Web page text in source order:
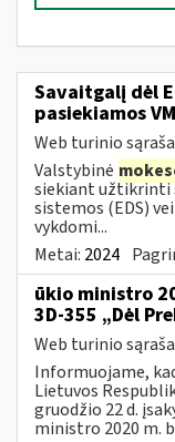
Savaitgalį dėl
pasiekiamos
Web turinio
Valstybinė
siekiant užtikrinti
sistemos (EDS)
vykdomi...
Metai: 2024
ūkio ministro
3D-355 „Dėl
Web turinio
Informuojame,
Lietuvos
gruodžio 22 d.
ministro 2020 m.